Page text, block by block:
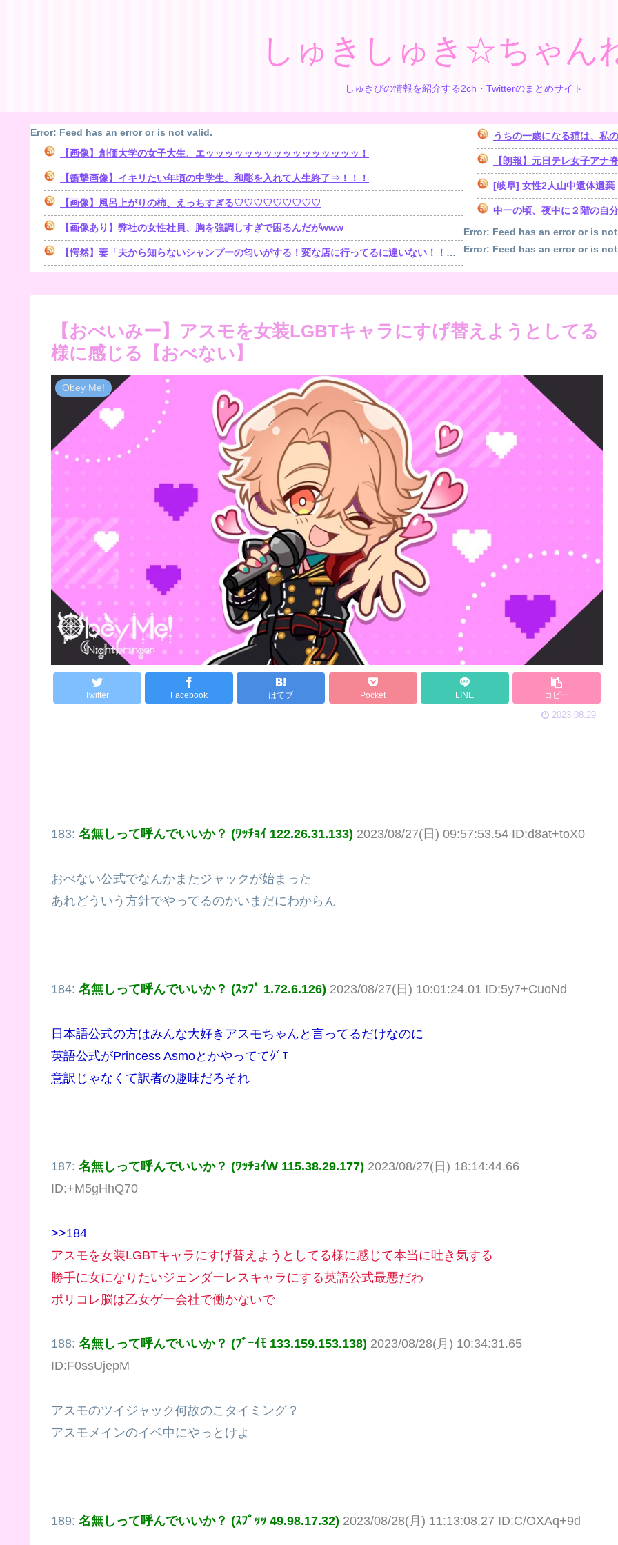
しゅきしゅき☆ちゃん
しゅきぴの情報を紹介する2ch・Twitterのまとめサイト
Error: Feed has an error or is not valid.
【画像】創価大学の女子大生、エッッッッッッッッッッッッッッッッ！
【衝撃画像】イキリたい年頃の中学生、和彫を入れて人生終了⇒！！！
【画像】風呂上がりの柿、えっちすぎる♡♡♡♡♡♡♡♡♡
【画像あり】弊社の女性社員、胸を強調しすぎで困るんだがwww
【愕然】妻「夫から知らないシャンプーの匂いがする！変な店に行ってるに違いない！！！」探偵「調べたところ･･･」⇒結果ｗｗ
うちの一歳になる猫は、私の
【朗報】元日テレ女子アナ
[岐阜] 女性2人山中遺体遺棄
中一の頃、夜中に２階の自分の
Error: Feed has an error or is
Error: Feed has an error or is
【おべいみー】アスモを女装LGBTキャラにすげ替えようとしてる
様に感じる【おべない】
Obey Me!
Twitter Facebook はてブ Pocket LINE コピー
2023.08.29
183: 名無しって呼んでいいか？ (ﾜｯﾁｮｲ 122.26.31.133) 2023/08/27(日) 09:57:53.54 ID:d8at+toX0
おべない公式でなんかまたジャックが始まった
あれどういう方針でやってるのかいまだにわからん
184: 名無しって呼んでいいか？ (ｽｯﾌﾟ 1.72.6.126) 2023/08/27(日) 10:01:24.01 ID:5y7+CuoNd
日本語公式の方はみんな大好きアスモちゃんと言ってるだけなのに
英語公式がPrincess Asmoとかやっててｸﾞｴｰ
意訳じゃなくて訳者の趣味だろそれ
187: 名無しって呼んでいいか？ (ﾜｯﾁｮｲW 115.38.29.177) 2023/08/27(日) 18:14:44.66
ID:+M5gHhQ70
>>184
アスモを女装LGBTキャラにすげ替えようとしてる様に感じて本当に吐き気する
勝手に女になりたいジェンダーレスキャラにする英語公式最悪だわ
ポリコレ脳は乙女ゲー会社で働かないで
188: 名無しって呼んでいいか？ (ﾌﾞｰｲﾓ 133.159.153.138) 2023/08/28(月) 10:34:31.65
ID:F0ssUjepM
アスモのツイジャック何故のこタイミング？
アスモメインのイベ中にやっとけよ
189: 名無しって呼んでいいか？ (ｽﾌﾟｯｯ 49.98.17.32) 2023/08/28(月) 11:13:08.27 ID:C/OXAq+9d